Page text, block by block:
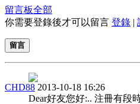
留言板全部
你需要登錄後才可以留言 登錄 |
留言
CHD88 2013-10-18 16:26
Dear好友您好:.. 注冊有段